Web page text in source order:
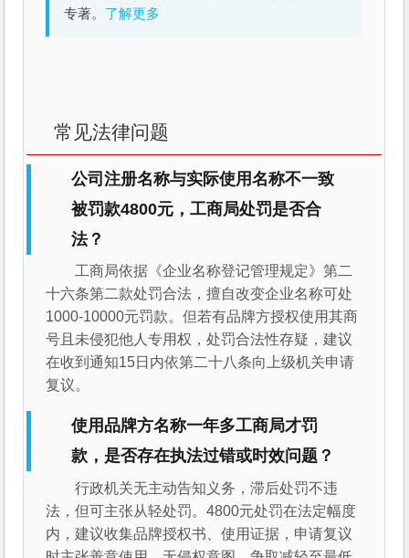
专著。 了解更多
常见法律问题
公司注册名称与实际使用名称不一致
被罚款4800元，工商局处罚是否合
法？
工商局依据《企业名称登记管理规定》第二
十六条第二款处罚合法，擅自改变企业名称可处
1000-10000元罚款。但若有品牌方授权使用其商
号且未侵犯他人专用权，处罚合法性存疑，建议
在收到通知15日内依第二十八条向上级机关申请
复议。
使用品牌方名称一年多工商局才罚
款，是否存在执法过错或时效问题？
行政机关无主动告知义务，滞后处罚不违
法，但可主张从轻处罚。4800元处罚在法定幅度
内，建议收集品牌授权书、使用证据，申请复议